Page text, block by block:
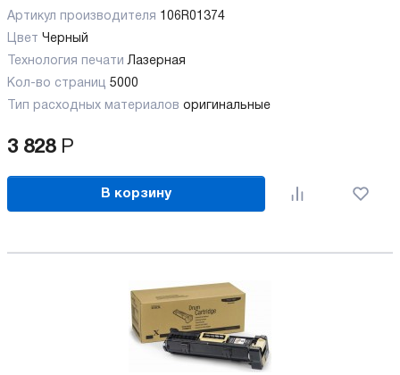
Артикул производителя
106R01374
Цвет Черный
Технология печати Лазерная
Кол-во страниц 5000
Тип расходных материалов оригинальные
3 828 Р
В корзину